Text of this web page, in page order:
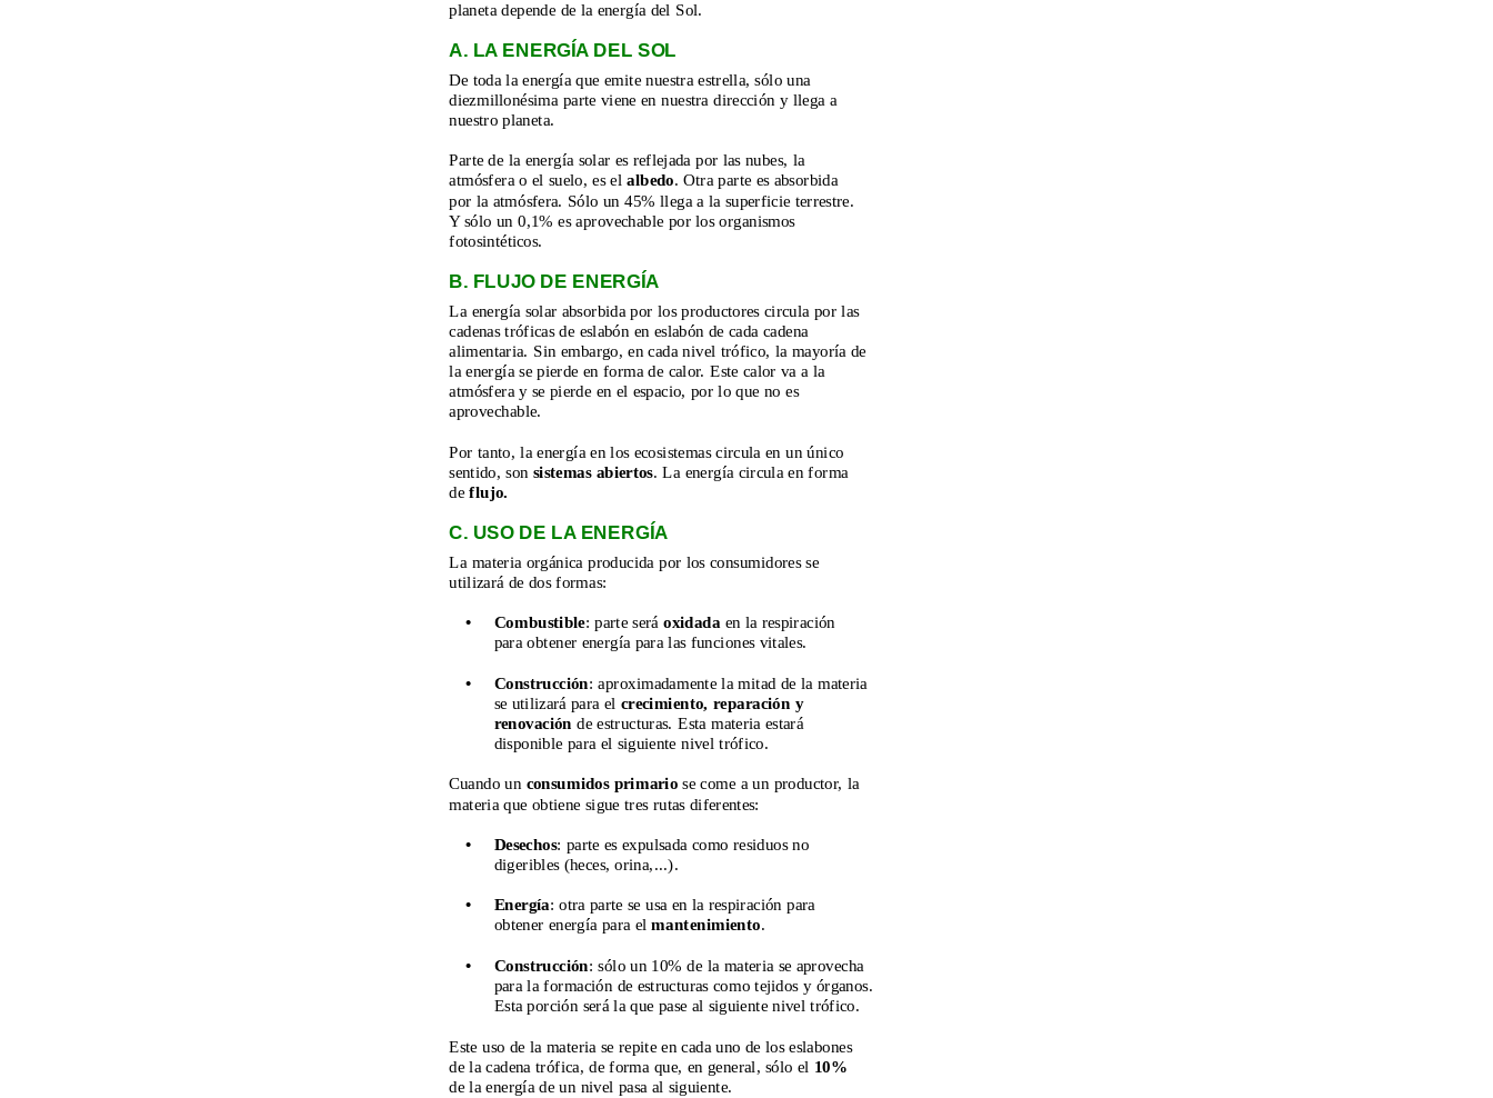
planeta depende de la energía del Sol.
A. LA ENERGÍA DEL SOL
De toda la energía que emite nuestra estrella, sólo una
diezmillonésima parte viene en nuestra dirección y llega a
nuestro planeta.
Parte de la energía solar es reflejada por las nubes, la
atmósfera o el suelo, es el albedo. Otra parte es absorbida
por la atmósfera. Sólo un 45% llega a la superficie terrestre.
Y sólo un 0,1% es aprovechable por los organismos
fotosintéticos.
B. FLUJO DE ENERGÍA
La energía solar absorbida por los productores circula por las
cadenas tróficas de eslabón en eslabón de cada cadena
alimentaria. Sin embargo, en cada nivel trófico, la mayoría de
la energía se pierde en forma de calor. Este calor va a la
atmósfera y se pierde en el espacio, por lo que no es
aprovechable.
Por tanto, la energía en los ecosistemas circula en un único
sentido, son sistemas abiertos. La energía circula en forma
de flujo.
C. USO DE LA ENERGÍA
La materia orgánica producida por los consumidores se
utilizará de dos formas:
• Combustible: parte será oxidada en la respiración
para obtener energía para las funciones vitales.
• Construcción: aproximadamente la mitad de la materia
se utilizará para el crecimiento, reparación y
renovación de estructuras. Esta materia estará
disponible para el siguiente nivel trófico.
Cuando un consumidos primario se come a un productor, la
materia que obtiene sigue tres rutas diferentes:
• Desechos: parte es expulsada como residuos no
digeribles (heces, orina,...).
• Energía: otra parte se usa en la respiración para
obtener energía para el mantenimiento.
• Construcción: sólo un 10% de la materia se aprovecha
para la formación de estructuras como tejidos y órganos.
Esta porción será la que pase al siguiente nivel trófico.
Este uso de la materia se repite en cada uno de los eslabones
de la cadena trófica, de forma que, en general, sólo el 10%
de la energía de un nivel pasa al siguiente.